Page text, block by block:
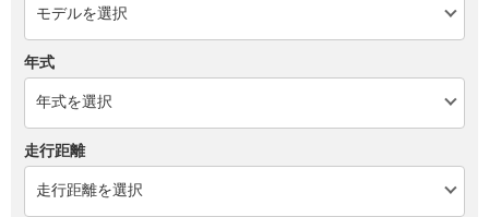
年式
走行距離